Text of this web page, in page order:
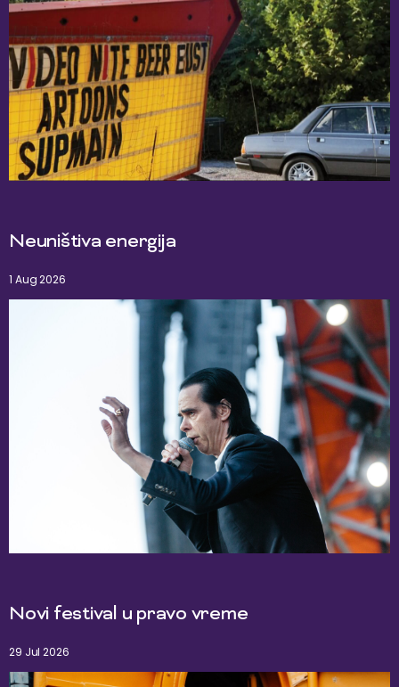
Neuništiva energija
1 Aug 2026
Novi festival u pravo vreme
29 Jul 2026